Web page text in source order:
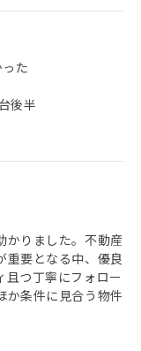
た
後半
かりました。不動産
重要となる中、優良
且つ丁寧にフォロー
か条件に見合う物件